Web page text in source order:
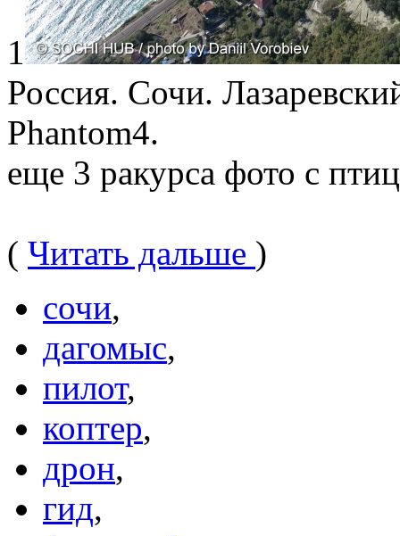
1
Россия. Сочи.
Phantom4.
еще 3 ракурса фото с
( Читать дальше )
сочи,
дагомыс,
пилот,
коптер,
дрон,
гид,